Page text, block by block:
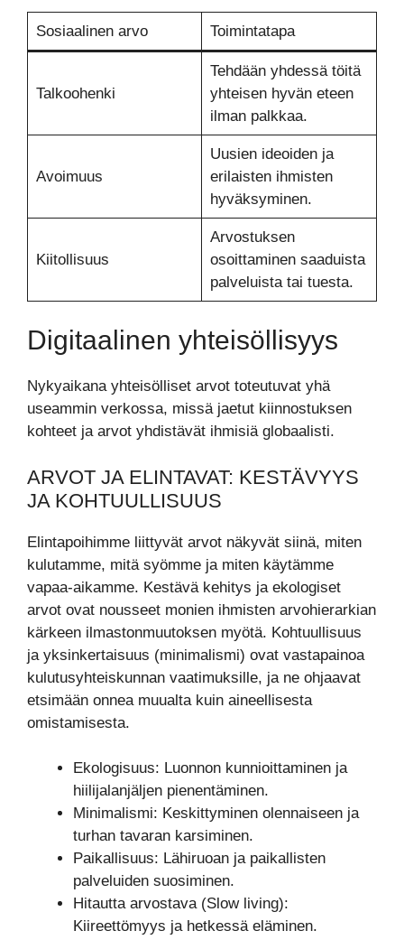
Sosiaalinen arvo Toimintatapa
Talkoohenki
Tehdään yhdessä töitä
yhteisen hyvän eteen
ilman palkkaa.
Avoimuus
Uusien ideoiden ja
erilaisten ihmisten
hyväksyminen.
Kiitollisuus
Arvostuksen
osoittaminen saaduista
palveluista tai tuesta.
Digitaalinen yhteisöllisyys
Nykyaikana yhteisölliset arvot toteutuvat yhä
useammin verkossa, missä jaetut kiinnostuksen
kohteet ja arvot yhdistävät ihmisiä globaalisti.
ARVOT JA ELINTAVAT: KESTÄVYYS
JA KOHTUULLISUUS
Elintapoihimme liittyvät arvot näkyvät siinä, miten
kulutamme, mitä syömme ja miten käytämme
vapaa-aikamme. Kestävä kehitys ja ekologiset
arvot ovat nousseet monien ihmisten arvohierarkian
kärkeen ilmastonmuutoksen myötä. Kohtuullisuus
ja yksinkertaisuus (minimalismi) ovat vastapainoa
kulutusyhteiskunnan vaatimuksille, ja ne ohjaavat
etsimään onnea muualta kuin aineellisesta
omistamisesta.
Ekologisuus: Luonnon kunnioittaminen ja
hiilijalanjäljen pienentäminen.
Minimalismi: Keskittyminen olennaiseen ja
turhan tavaran karsiminen.
Paikallisuus: Lähiruoan ja paikallisten
palveluiden suosiminen.
Hitautta arvostava (Slow living):
Kiireettömyys ja hetkessä eläminen.